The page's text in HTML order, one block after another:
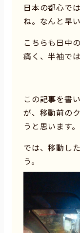
日本の都心で
ね。なんと早
こちらも日中
痛く、半袖で
この記事を書
が、移動前の
うと思います。
では、移動し
う。